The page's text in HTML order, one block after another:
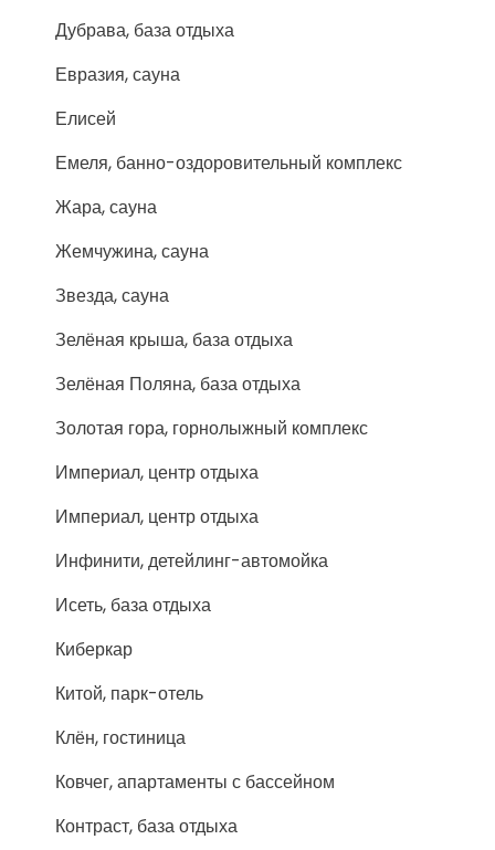
Дубрава, база отдыха
Евразия, сауна
Елисей
Емеля, банно-оздоровительный комплекс
Жара, сауна
Жемчужина, сауна
Звезда, сауна
Зелёная крыша, база отдыха
Зелёная Поляна, база отдыха
Золотая гора, горнолыжный комплекс
Империал, центр отдыха
Империал, центр отдыха
Инфинити, детейлинг-автомойка
Исеть, база отдыха
Киберкар
Китой, парк-отель
Клён, гостиница
Ковчег, апартаменты с бассейном
Контраст, база отдыха